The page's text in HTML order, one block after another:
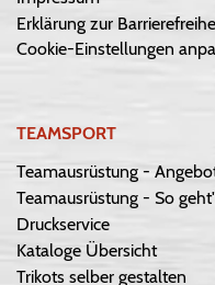
Erklärung zur
Cookie-Einstellungen
TEAMSPORT
Teamausrüstung -
Teamausrüstung - So
Druckservice
Kataloge Übersicht
Trikots selber gestalten